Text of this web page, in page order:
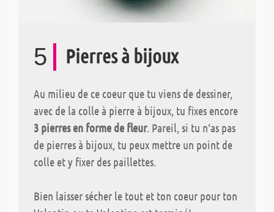
5 Pierres à bijoux
Au milieu de ce coeur que tu viens de dessiner,
avec de la colle à pierre à bijoux, tu fixes encore
3 pierres en forme de fleur. Pareil, si tu n‘as pas
de pierres à bijoux, tu peux mettre un point de
colle et y fixer des paillettes.
Bien laisser sécher le tout et ton coeur pour ton